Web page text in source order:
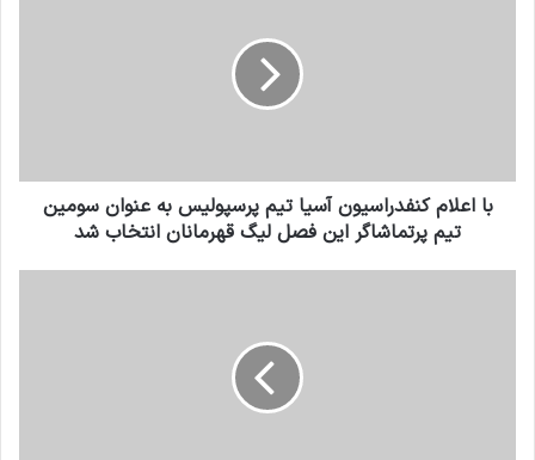
با اعلام کنفدراسیون آسیا تیم پرسپولیس به عنوان سومین
تیم پرتماشاگر این فصل لیگ قهرمانان انتخاب شد